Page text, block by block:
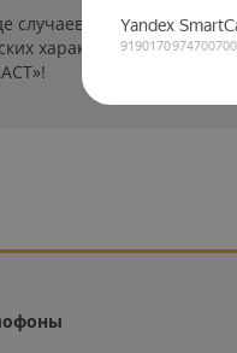
производители
характеристиках и